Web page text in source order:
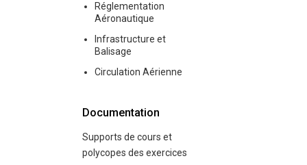
Réglementation
Aéronautique
Infrastructure et
Balisage
Circulation Aérienne
Documentation
Supports de cours et
polycopes des exercices